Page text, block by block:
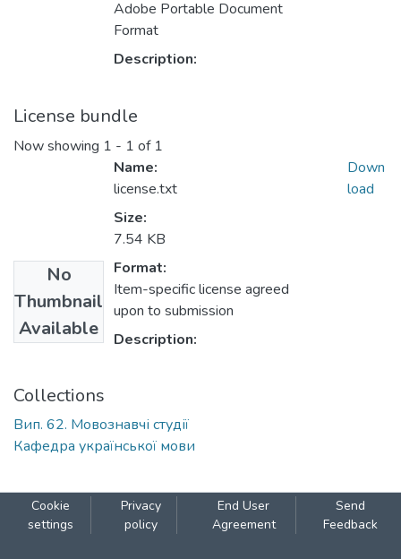
Adobe Portable Document
Format
Description:
License bundle
Now showing 1 - 1 of 1
No
Thumbnail
Available
Name:
license.txt
Size:
7.54 KB
Format:
Item-specific license agreed
upon to submission
Description:
Down
load
Collections
Вип. 62. Мовознавчі студії
Кафедра української мови
Cookie
settings
Privacy
policy
End User
Agreement
Send
Feedback